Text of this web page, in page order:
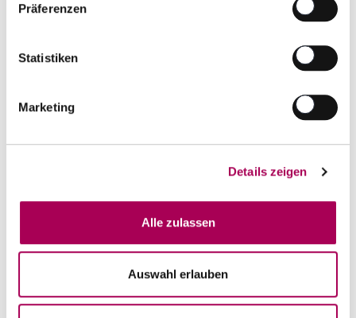
Präferenzen
Statistiken
Marketing
Details zeigen
Alle zulassen
Auswahl erlauben
CHF 170.00
inkl. 8.1% MwSt.
Anzahl
hinzufügen